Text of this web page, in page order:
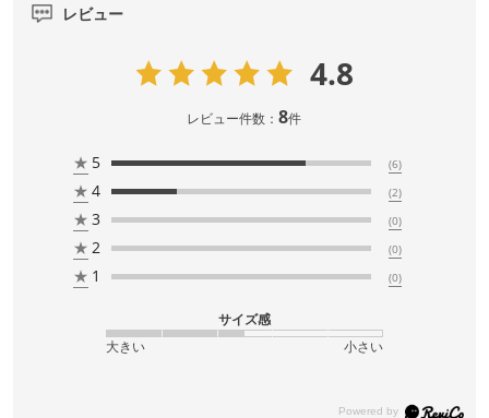
レビュー
4.8
レビュー件数：8件
★ 5 (6)
★ 4 (2)
★ 3 (0)
★ 2 (0)
★ 1 (0)
サイズ感
大きい
小さい